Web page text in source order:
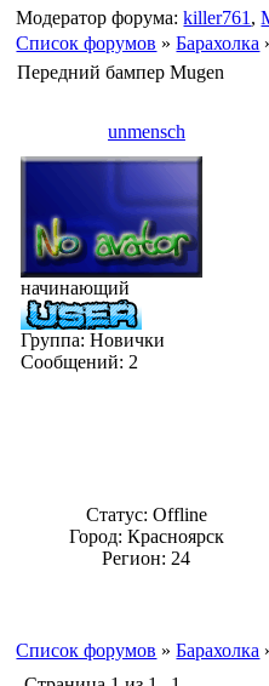
Модератор форума:killer761 ,
Список форумов » Барахолка
Передний бампер Mugen
unmensch
начинающий
Группа: Новички
Сообщений: 2
Статус: Offline
Город: Красноярск
Регион: 24
Список форумов » Барахолка